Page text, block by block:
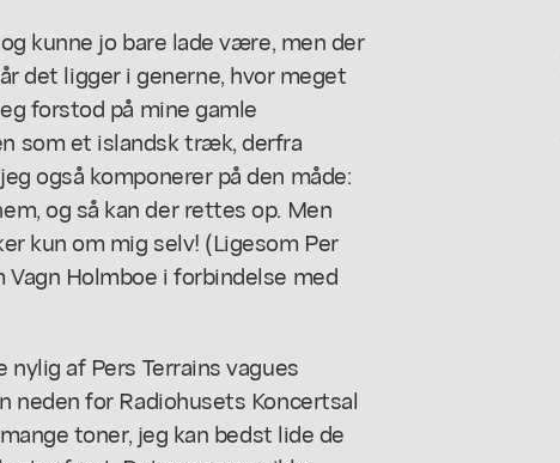
kunne jo bare lade være, men der
det ligger i generne, hvor meget
forstod på mine gamle
som et islandsk træk, derfra
også komponerer på den måde:
og så kan der rettes op. Men
kun om mig selv! (Ligesom Per
Vagn Holmboe i forbindelse med
nylig af Pers Terrains vagues
neden for Radiohusets Koncertsal
toner, jeg kan bedst lide de